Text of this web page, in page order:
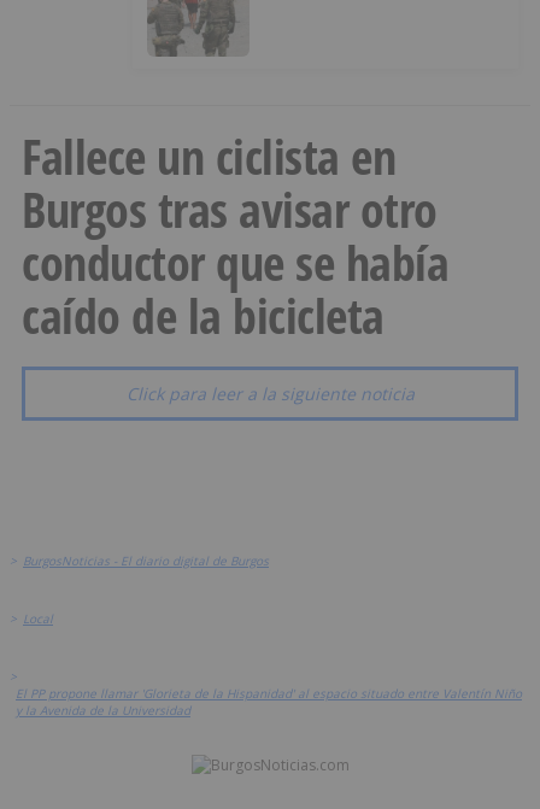
Fallece un ciclista en
Burgos tras avisar otro
conductor que se había
caído de la bicicleta
Click para leer a la siguiente noticia
> BurgosNoticias - El diario digital de Burgos
> Local
>
El PP propone llamar 'Glorieta de la Hispanidad' al espacio situado entre Valentín Niño
y la Avenida de la Universidad